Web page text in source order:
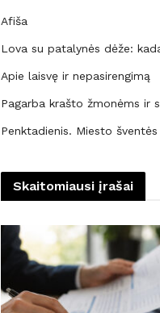
Afiša
Lova su patalynės dėže:
Apie laisvę ir nepasirengimą
Pagarba krašto žmonėms ir
Penktadienis. Miesto
Skaitomiausi įrašai